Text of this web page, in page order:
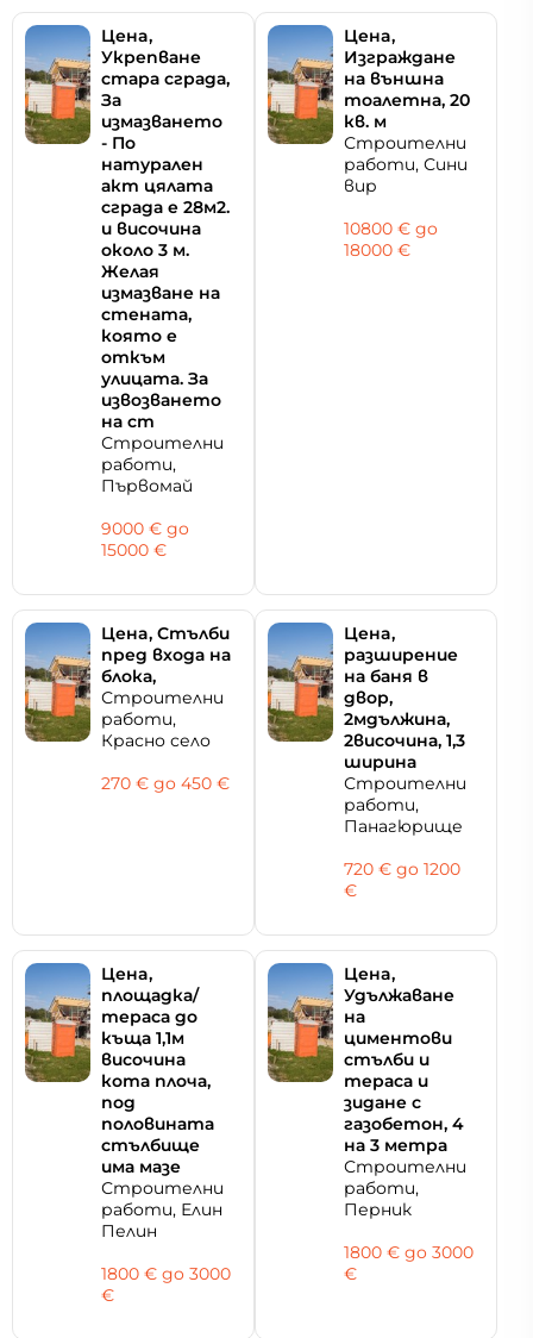
Цeнa,
Укрепване
стара сграда,
За
измазването
- По
натурален
акт цялата
сграда е 28м2.
и височина
около 3 м.
Желая
измазване на
стената,
която е
откъм
улицата. За
извозването
на ст
Строителни
работи,
Първомай
9000 € дo
15000 €
Цeнa,
Изграждане
на външна
тоалетна, 20
кв. м
Строителни
работи, Сини
вир
10800 € дo
18000 €
Цeнa, Стълби
пред входа на
блока,
Строителни
работи,
Красно село
270 € дo 450 €
Цeнa,
разширение
на баня в
двор,
2мдължина,
2височина, 1,3
ширина
Строителни
работи,
Панагюрище
720 € дo 1200
€
Цeнa,
площадка/
тераса до
къща 1,1м
височина
кота плоча,
под
половината
стълбище
има мазе
Строителни
работи, Елин
Пелин
1800 € дo 3000
€
Цeнa,
Удължаване
на
циментови
стълби и
тераса и
зидане с
газобетон, 4
на 3 метра
Строителни
работи,
Перник
1800 € дo 3000
€